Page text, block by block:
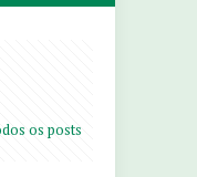
os posts